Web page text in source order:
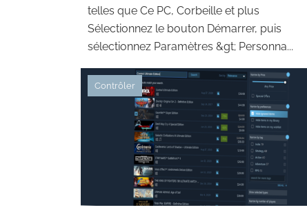
telles que Ce PC, Corbeille et plus
Sélectionnez le bouton Démarrer, puis
sélectionnez Paramètres &gt; Personna...
Contrôler